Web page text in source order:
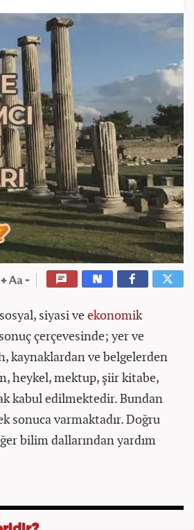
siyasi veekonomik
çerçevesinde; yer ve
kaynaklardan ve belgelerden
heykel, mektup, şiir kitabe,
kabul edilmektedir. Bundan
sonuca varmaktadır. Doğru
bilim dallarından yardım